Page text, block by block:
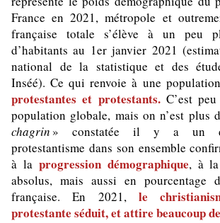
France en 2021, métropole et
française totale s’élève à un peu
d’habitants au 1er janvier 2021
national de la statistique et des
Inséé). Ce qui renvoie à une
protestantes et protestants.C’est
population globale, mais on n’est plus
chagrin » constatée il y a un
protestantisme dans son ensemble
à la progression démographique, à
absolus, mais aussi en pourcentage
française. En 2021, le
protestante séduit, et attire beaucoup